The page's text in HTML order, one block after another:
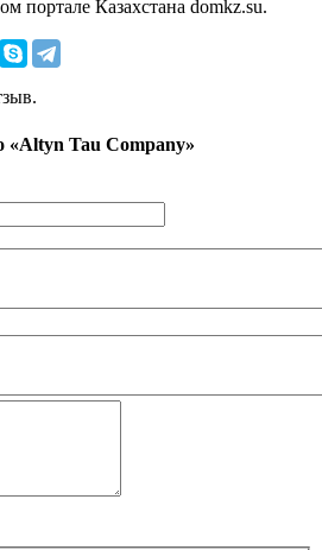
портале Казахстана domkz.su.
«Altyn Tau Company»